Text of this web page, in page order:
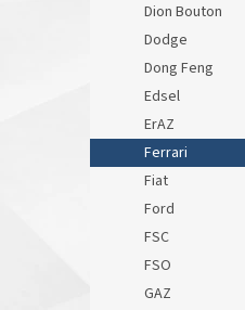
Dion Bouton
Dodge
Dong Feng
Edsel
ErAZ
Ferrari
Fiat
Ford
FSC
FSO
GAZ